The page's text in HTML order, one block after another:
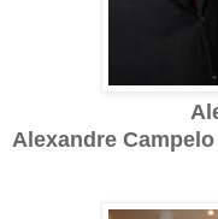
Alexandre